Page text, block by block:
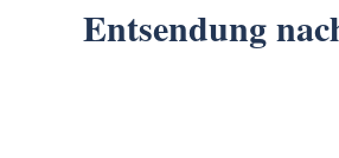
Entsendung